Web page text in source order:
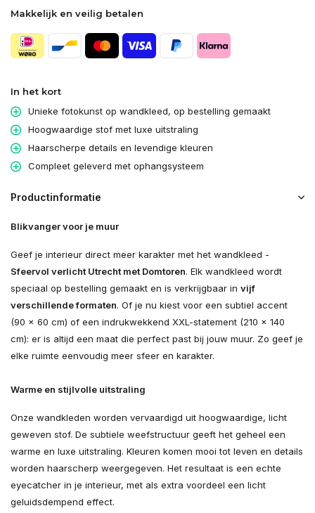
Makkelijk en veilig betalen
In het kort
Unieke fotokunst op wandkleed, op bestelling gemaakt
Hoogwaardige stof met luxe uitstraling
Haarscherpe details en levendige kleuren
Compleet geleverd met ophangsysteem
Productinformatie
Blikvanger voor je muur
Geef je interieur direct meer karakter met het wandkleed -
Sfeervol verlicht Utrecht met Domtoren. Elk wandkleed wordt
speciaal op bestelling gemaakt en is verkrijgbaar in vijf
verschillende formaten. Of je nu kiest voor een subtiel accent
(90 × 60 cm) of een indrukwekkend XXL-statement (210 × 140
cm): er is altijd een maat die perfect past bij jouw muur. Zo geef je
elke ruimte eenvoudig meer sfeer en karakter.
Warme en stijlvolle uitstraling
Onze wandkleden worden vervaardigd uit hoogwaardige, licht
geweven stof. De subtiele weefstructuur geeft het geheel een
warme en luxe uitstraling. Kleuren komen mooi tot leven en details
worden haarscherp weergegeven. Het resultaat is een echte
eyecatcher in je interieur, met als extra voordeel een licht
geluidsdempend effect.